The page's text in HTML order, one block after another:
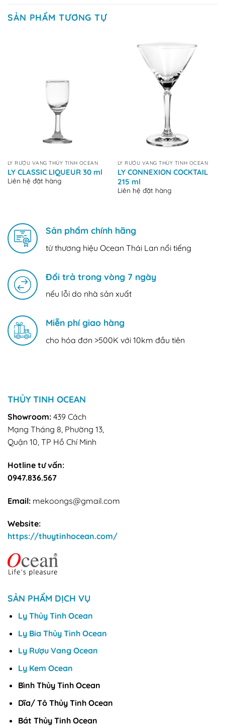
SẢN PHẨM TƯƠNG TỰ
LY RƯỢU VANG THỦY TINH OCEAN
LY CLASSIC LIQUEUR 30 ml
Liên hệ đặt hàng
LY RƯỢU VANG THỦY TINH OCEAN
LY CONNEXION COCKTAIL
215 ml
Liên hệ đặt hàng
Sản phẩm chính hãng
từ thương hiệu Ocean Thái Lan nổi tiếng
Đổi trả trong vòng 7 ngày
nếu lỗi do nhà sản xuất
Miễn phí giao hàng
cho hóa đơn >500K với 10km đầu tiên
THỦY TINH OCEAN
Showroom: 439 Cách
Mạng Tháng 8, Phường 13,
Quận 10, TP Hồ Chí Minh
Hotline tư vấn:
0947.836.567
Email: mekoongs@gmail.com
Website:
https://thuytinhocean.com/
SẢN PHẨM DỊCH VỤ
Ly Thủy Tinh Ocean
Ly Bia Thủy Tinh Ocean
Ly Rượu Vang Ocean
Ly Kem Ocean
Bình Thủy Tinh Ocean
Dĩa/ Tô Thủy Tinh Ocean
Bát Thủy Tinh Ocean